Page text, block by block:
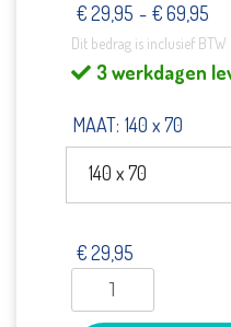
€29,95 - €69,95
Prijsklasse:
€29,95
tot
€69,95
Dit bedrag is inclusief BTW
3 werkdagen
MAAT: 140 x 70
140 x 70
€29,95
Sauna
Handdoek